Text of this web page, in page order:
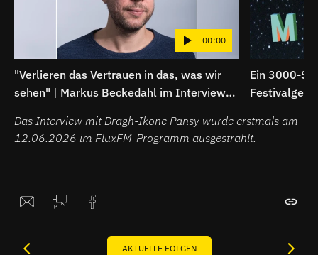
00:00
"Verlieren das Vertrauen in das, was wir
sehen" | Markus Beckedahl im Interview
Ein 3000-
Das Interview mit Dragh-Ikone Pansy wurde erstmals am
12.06.2026 im FluxFM-Programm ausgestrahlt.
AKTUELLE FOLGEN